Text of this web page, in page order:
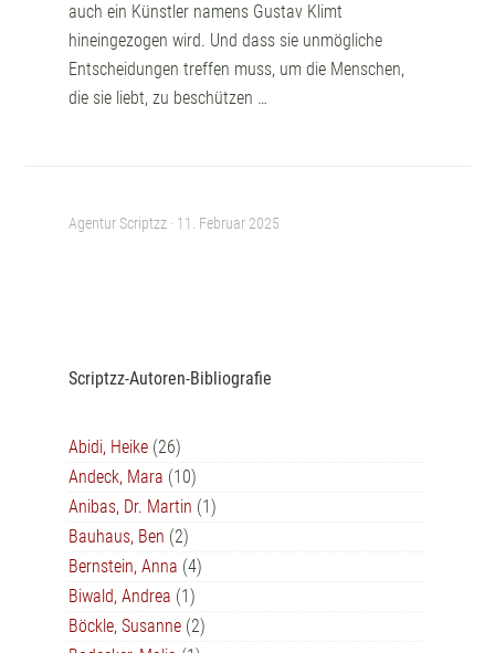
auch ein Künstler namens Gustav Klimt
hineingezogen wird. Und dass sie unmögliche
Entscheidungen treffen muss, um die Menschen,
die sie liebt, zu beschützen …
Agentur Scriptzz · 11. Februar 2025
Scriptzz-Autoren-Bibliografie
Abidi, Heike (26)
Andeck, Mara (10)
Anibas, Dr. Martin (1)
Bauhaus, Ben (2)
Bernstein, Anna (4)
Biwald, Andrea (1)
Böckle, Susanne (2)